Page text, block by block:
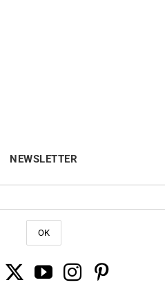
NEWSLETTER